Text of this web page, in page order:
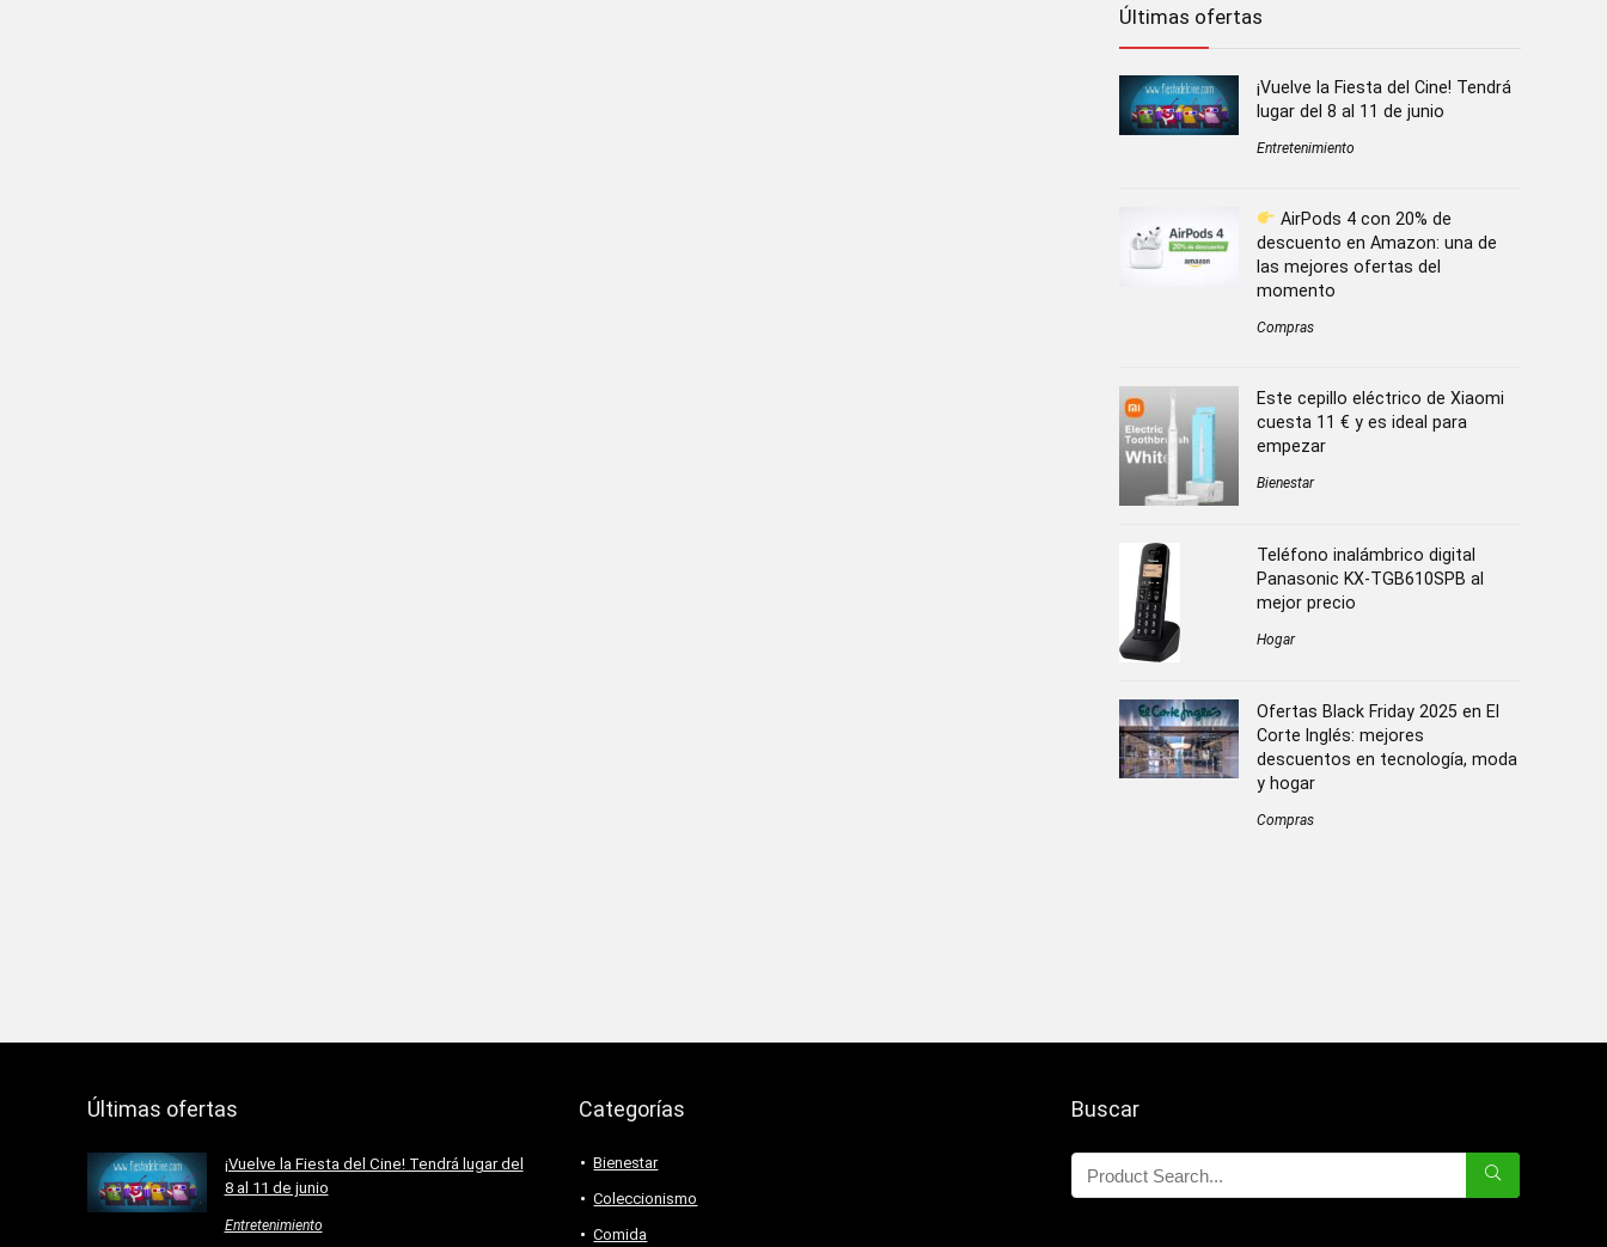
Últimas ofertas
¡Vuelve la Fiesta del Cine! Tendrá
lugar del 8 al 11 de junio
Entretenimiento
AirPods 4 con 20% de
descuento en Amazon: una de
las mejores ofertas del
momento
Compras
Este cepillo eléctrico de Xiaomi
cuesta 11 € y es ideal para
empezar
Bienestar
Teléfono inalámbrico digital
Panasonic KX-TGB610SPB al
mejor precio
Hogar
Ofertas Black Friday 2025 en El
Corte Inglés: mejores
descuentos en tecnología, moda
y hogar
Compras
Últimas ofertas
¡Vuelve la Fiesta del Cine! Tendrá lugar del
8 al 11 de junio
Entretenimiento
Categorías
Bienestar
Coleccionismo
Comida
Buscar